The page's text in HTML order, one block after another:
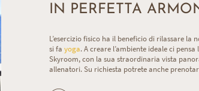
IN PERFETTA
L’esercizio fisico ha il beneficio di rilassare
si fayoga. A creare l’ambiente ideale ci
Skyroom, con la sua straordinaria vista
allenatori. Su richiesta potrete anche